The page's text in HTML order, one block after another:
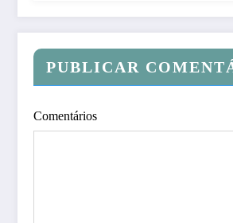
PUBLICAR
Comentários